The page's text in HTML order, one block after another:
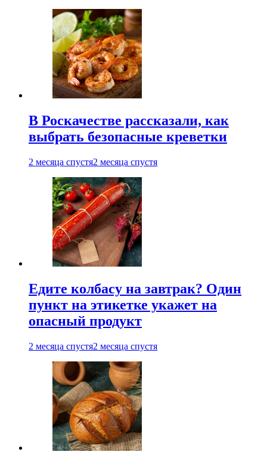
В Роскачестве рассказали, как
выбрать безопасные креветки
2 месяца спустя2 месяца спустя
Едите колбасу на завтрак? Один
пункт на этикетке укажет на
опасный продукт
2 месяца спустя2 месяца спустя